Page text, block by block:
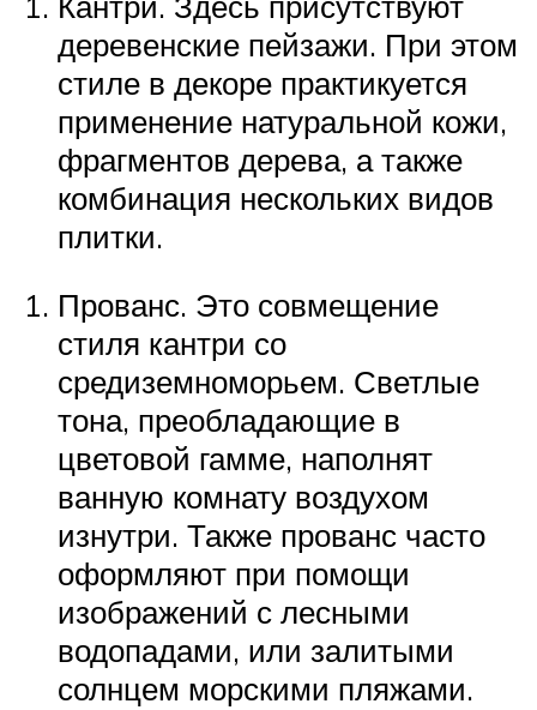
деревенские пейзажи. При этом
стиле в декоре практикуется
применение натуральной кожи,
фрагментов дерева, а также
комбинация нескольких видов
плитки.
Прованс. Это совмещение
стиля кантри со
средиземноморьем. Светлые
тона, преобладающие в
цветовой гамме, наполнят
ванную комнату воздухом
изнутри. Также прованс часто
оформляют при помощи
изображений с лесными
водопадами, или залитыми
солнцем морскими пляжами.